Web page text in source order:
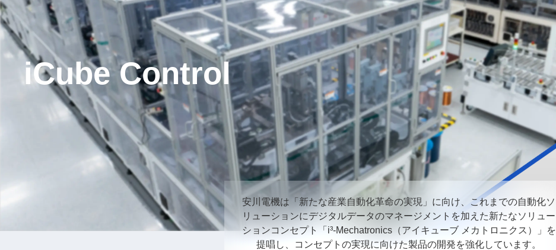
iCube Control
安川電機は「新たな産業自動化革命の実現」に向け、これまでの自動化ソ
リューションにデジタルデータのマネージメントを加えた新たなソリュー
ションコンセプト「i³-Mechatronics（アイキューブ メカトロニクス）」を
提唱し、コンセプトの実現に向けた製品の開発を強化しています。